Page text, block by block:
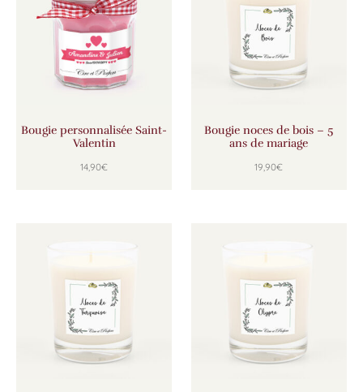
Bougie personnalisée Saint-
Valentin
14,90€
Bougie noces de bois – 5
ans de mariage
19,90€